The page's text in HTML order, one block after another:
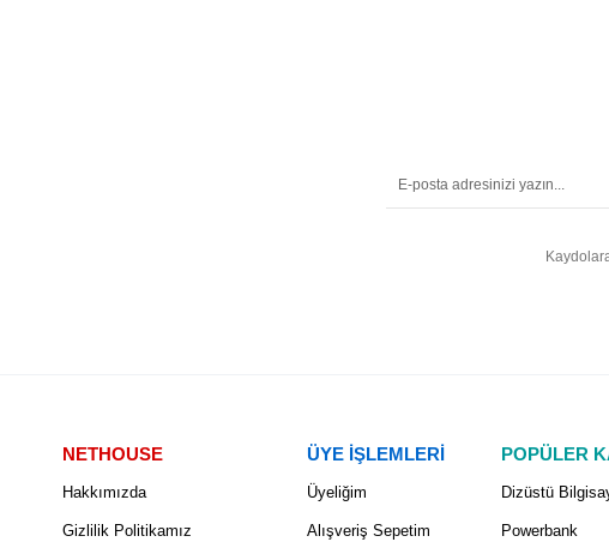
NETHOUSE
Hakkımızda
Gizlilik Politikamız
ÜYE İŞLEMLERİ
Üyeliğim
Alışveriş Sepetim
POPÜLER
Dizüstü
Powerbank